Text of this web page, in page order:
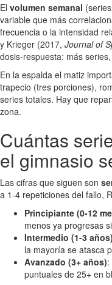
El volumen semanal
variable que más
frecuencia o la intensidad
y Krieger (2017, Journal of
dosis-respuesta: más
En la espalda el matiz
trapecio (tres porciones),
series totales. Hay que
zona.
Cuántas
el gimnasio
Las cifras que siguen son
a 1-4 repeticiones del fallo,
Principiante (0-12
menos ya progresas
Intermedio (1-3 años)
la mayoría se atasca
Avanzado (3+ años)
puntuales de 25+ en